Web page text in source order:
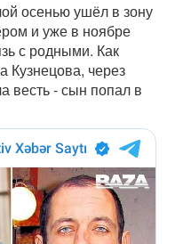
осенью ушёл в зону
и уже в ноябре
с родными. Как
Кузнецова, через
весть - сын попал в